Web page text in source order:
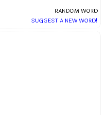
RANDOM WORD
SUGGEST A NEW WORD!